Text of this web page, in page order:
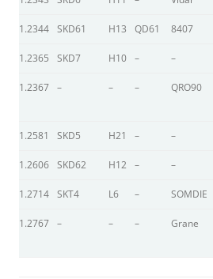
1.2344 SKD61 H13 QD61 8407
1.2365 SKD7 H10 – –
1.2367 – – – QRO90
1.2581 SKD5 H21 – –
1.2606 SKD62 H12 – –
1.2714 SKT4 L6 – SOMDIE
1.2767 – – – Grane